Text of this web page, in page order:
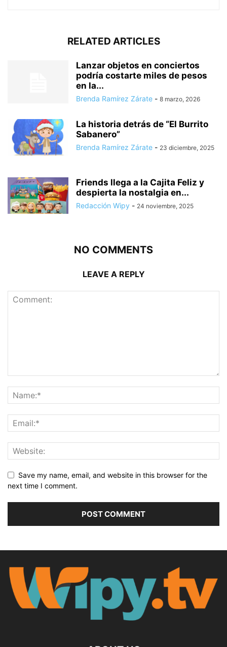
RELATED ARTICLES
Lanzar objetos en conciertos
podría costarte miles de pesos
en la...
Brenda Ramírez Zárate - 8 marzo, 2026
La historia detrás de “El Burrito
Sabanero”
Brenda Ramírez Zárate - 23 diciembre, 2025
Friends llega a la Cajita Feliz y
despierta la nostalgia en...
Redacción Wipy - 24 noviembre, 2025
NO COMMENTS
LEAVE A REPLY
Save my name, email, and website in this browser for the
next time I comment.